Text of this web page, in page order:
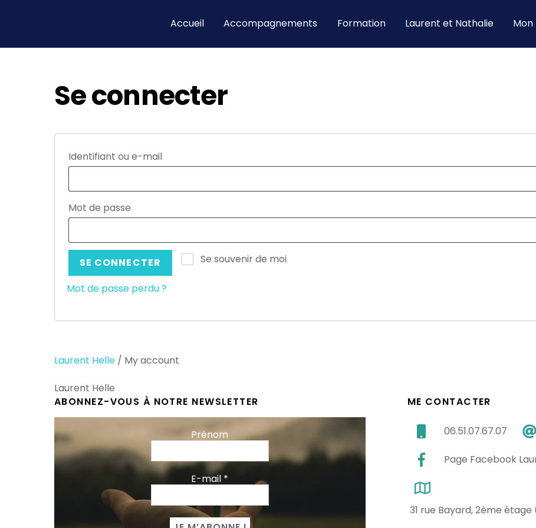
Accueil Accompagnements Formation Laurent et Nathalie
Se connecter
Identifiant ou e-mail
Mot de passe
Se souvenir de moi
SE CONNECTER
Mot de passe perdu ?
Laurent Helle / My account
Laurent Helle
ABONNEZ-VOUS À NOTRE NEWSLETTER
Prénom
E-mail *
ME CONTACTER
06.51.07.67.07
Page Facebook
31 rue Bayard, 2ème